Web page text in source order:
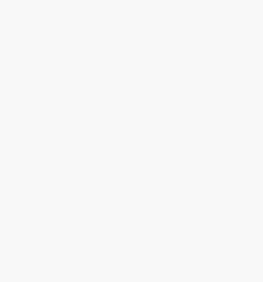
Mais Informações e